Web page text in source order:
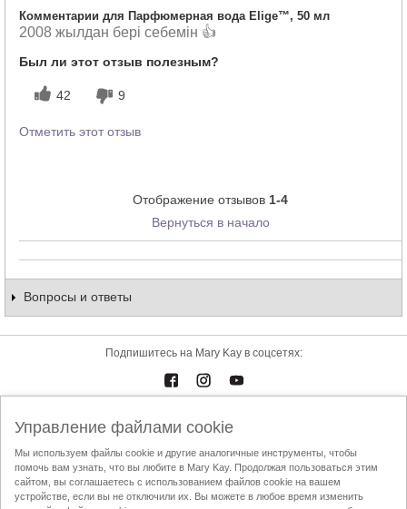
Комментарии для Парфюмерная вода Elige™, 50 мл
2008 жылдан бері себемін 👍
Был ли этот отзыв полезным?
42 9
Отметить этот отзыв
Отображение отзывов 1-4
Вернуться в начало
Вопросы и ответы
Подпишитесь на Mary Kay в соцсетях:
Каталоги Контакты
Условия использования Доставка и оплата
Mary Kay InTouch
Политика конфиденциальности
Управление файлами cookie
Мы используем файлы cookie и другие аналогичные инструменты, чтобы
помочь вам узнать, что вы любите в Mary Kay. Продолжая пользоваться этим
сайтом, вы соглашаетесь с использованием файлов cookie на вашем
устройстве, если вы не отключили их. Вы можете в любое время изменить